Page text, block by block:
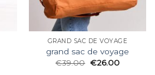
GRAND SAC DE VOYAGE
grand sac de voyage
€39.00 €26.00